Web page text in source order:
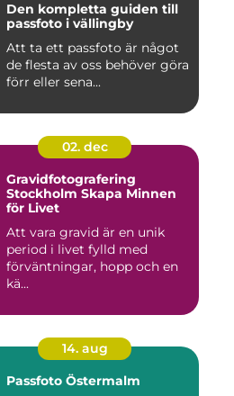
Den kompletta guiden till
passfoto i vällingby
Att ta ett passfoto är något
de flesta av oss behöver göra
förr eller sena...
02. dec
Gravidfotografering
Stockholm Skapa Minnen
för Livet
Att vara gravid är en unik
period i livet fylld med
förväntningar, hopp och en
kä...
14. aug
Passfoto Östermalm